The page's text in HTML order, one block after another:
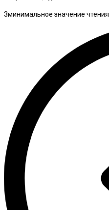
3минимальное значение чтения